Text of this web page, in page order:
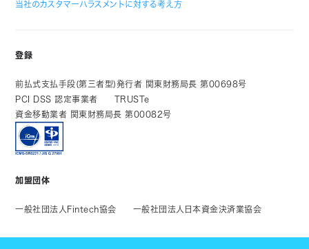
当社のカスタマーハラスメントに対する考え方
登録
前払式支払手段(第三者型)発行者 関東財務局長 第00698号
PCI DSS 認定事業者
TRUSTe
資金移動業者 関東財務局長 第00082号
加盟団体
一般社団法人Fintech協会 一般社団法人日本資金決済業協会